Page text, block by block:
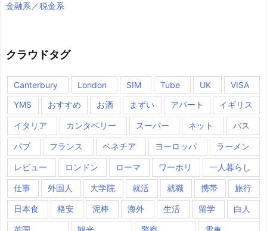
金融系／税金系
クラウドタグ
Canterbury London SIM Tube UK
VISA
YMS
おすすめ お酒 まずい アパート イギリス
イタリア カンタベリー スーパー ネット バス
パブ フランス ベネチア ヨーロッパ ラーメン
レビュー ロンドン ローマ ワーホリ 一人暮らし
仕事 外国人 大学院 就活 就職 携帯 旅行
日本食 格安 泥棒 海外 生活 留学 白人